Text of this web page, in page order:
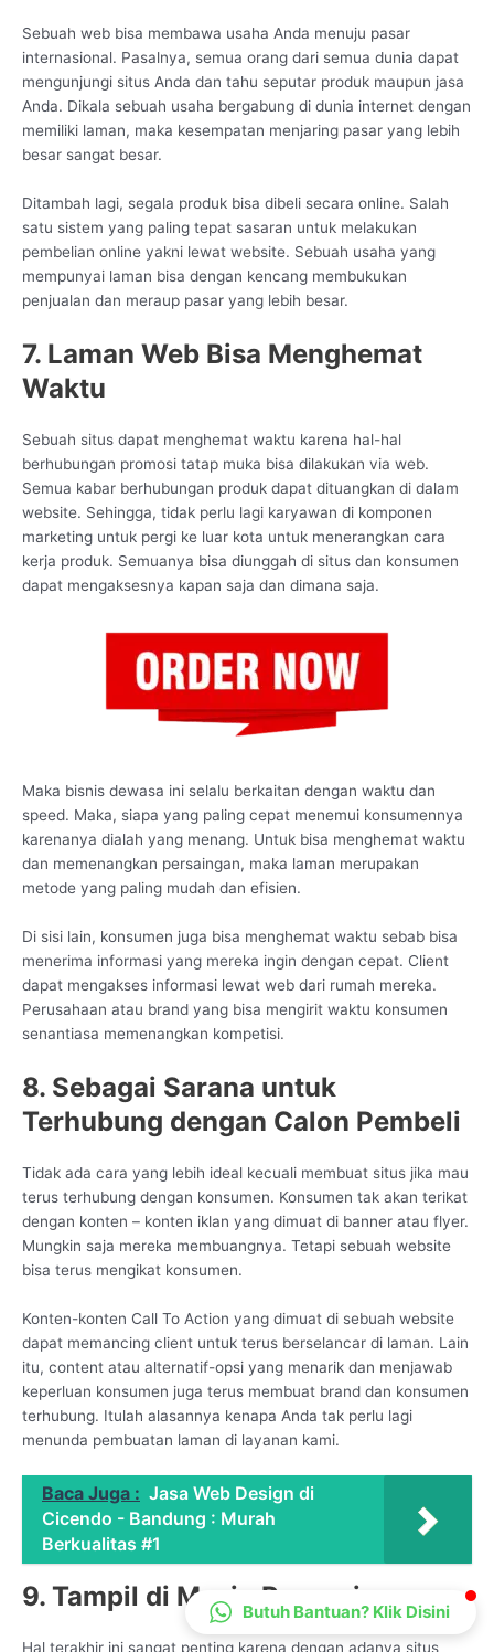
Sebuah web bisa membawa usaha Anda menuju pasar
internasional. Pasalnya, semua orang dari semua dunia dapat
mengunjungi situs Anda dan tahu seputar produk maupun jasa
Anda. Dikala sebuah usaha bergabung di dunia internet dengan
memiliki laman, maka kesempatan menjaring pasar yang lebih
besar sangat besar.
Ditambah lagi, segala produk bisa dibeli secara online. Salah
satu sistem yang paling tepat sasaran untuk melakukan
pembelian online yakni lewat website. Sebuah usaha yang
mempunyai laman bisa dengan kencang membukukan
penjualan dan meraup pasar yang lebih besar.
7. Laman Web Bisa Menghemat
Waktu
Sebuah situs dapat menghemat waktu karena hal-hal
berhubungan promosi tatap muka bisa dilakukan via web.
Semua kabar berhubungan produk dapat dituangkan di dalam
website. Sehingga, tidak perlu lagi karyawan di komponen
marketing untuk pergi ke luar kota untuk menerangkan cara
kerja produk. Semuanya bisa diunggah di situs dan konsumen
dapat mengaksesnya kapan saja dan dimana saja.
Maka bisnis dewasa ini selalu berkaitan dengan waktu dan
speed. Maka, siapa yang paling cepat menemui konsumennya
karenanya dialah yang menang. Untuk bisa menghemat waktu
dan memenangkan persaingan, maka laman merupakan
metode yang paling mudah dan efisien.
Di sisi lain, konsumen juga bisa menghemat waktu sebab bisa
menerima informasi yang mereka ingin dengan cepat. Client
dapat mengakses informasi lewat web dari rumah mereka.
Perusahaan atau brand yang bisa mengirit waktu konsumen
senantiasa memenangkan kompetisi.
8. Sebagai Sarana untuk
Terhubung dengan Calon Pembeli
Tidak ada cara yang lebih ideal kecuali membuat situs jika mau
terus terhubung dengan konsumen. Konsumen tak akan terikat
dengan konten – konten iklan yang dimuat di banner atau flyer.
Mungkin saja mereka membuangnya. Tetapi sebuah website
bisa terus mengikat konsumen.
Konten-konten Call To Action yang dimuat di sebuah website
dapat memancing client untuk terus berselancar di laman. Lain
itu, content atau alternatif-opsi yang menarik dan menjawab
keperluan konsumen juga terus membuat brand dan konsumen
terhubung. Itulah alasannya kenapa Anda tak perlu lagi
menunda pembuatan laman di layanan kami.
Baca Juga : Jasa Web Design di
Cicendo - Bandung : Murah
Berkualitas #1
9. Tampil di Mesin Pencarian
Hal terakhir ini sangat penting karena dengan adanya situs
CS Lenteraweb
Online
Butuh Bantuan? Klik Disini